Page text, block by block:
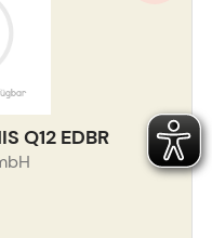
Q12 EDBR